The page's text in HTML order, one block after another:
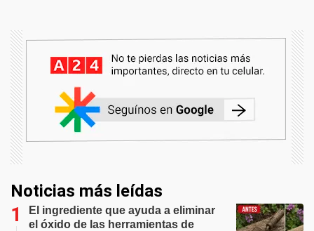
Noticias más leídas
El ingrediente que ayuda a eliminar
el óxido de las herramientas de